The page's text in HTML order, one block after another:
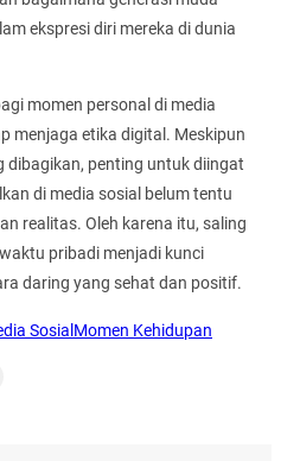
ekspresi diri mereka di dunia
momen personal di media
menjaga etika digital. Meskipun
dibagikan, penting untuk diingat
di media sosial belum tentu
realitas. Oleh karena itu, saling
pribadi menjadi kunci
daring yang sehat dan positif.
Sosial Momen Kehidupan